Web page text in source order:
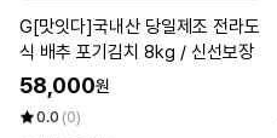
G[맛잇다]국내산 당일제조 전라도
식 배추 포기김치 8kg / 신선보장
58,000원
0.0 (0)